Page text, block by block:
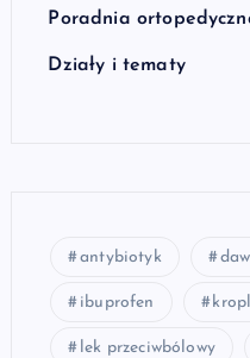
Poradnia
Działy i tematy
antybiotyk
ibuprofen
lek przeciwbólowy